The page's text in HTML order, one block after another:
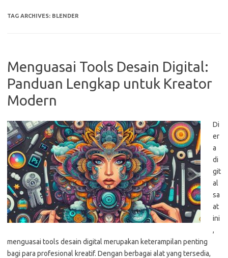
TAG ARCHIVES: BLENDER
Menguasai Tools Desain Digital:
Panduan Lengkap untuk Kreator
Modern
Di
er
a
di
git
al
sa
at
ini
,
menguasai tools desain digital merupakan keterampilan penting
bagi para profesional kreatif. Dengan berbagai alat yang tersedia,